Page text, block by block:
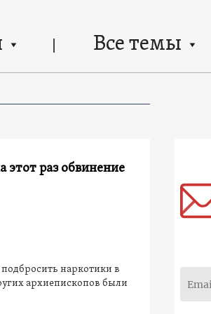
Все темы
этот раз обвинение
наркотики в
архиепископов были